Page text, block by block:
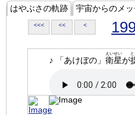
はやぶさの軌跡 宇宙からのメ
<<< << <
♪ 「あけぼの」 衛星
えいせい
が
と